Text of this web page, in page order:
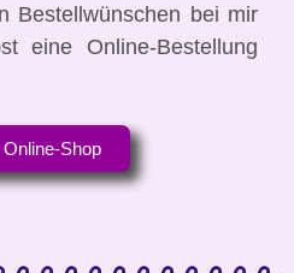
Bestellwünschen bei mir
eine Online-Bestellung
Shop